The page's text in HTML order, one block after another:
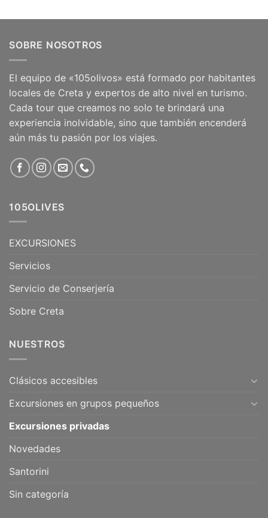
SOBRE NOSOTROS
El equipo de «105olivos» está formado por habitantes
locales de Creta y expertos de alto nivel en turismo.
Cada tour que creamos no solo te brindará una
experiencia inolvidable, sino que también encenderá
aún más tu pasión por los viajes.
105OLIVES
EXCURSIONES
Servicios
Servicio de Conserjería
Sobre Creta
NUESTROS
Clásicos accesibles
Excursiones en grupos pequeños
Excursiones privadas
Novedades
Santorini
Sin categoría